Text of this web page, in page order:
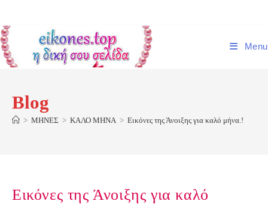
content
Menu
Blog
> ΜΗΝΕΣ > ΚΑΛΟ ΜΗΝΑ > Εικόνες της Άνοιξης για καλό μήνα.!
Εικόνες της Άνοιξης για καλό